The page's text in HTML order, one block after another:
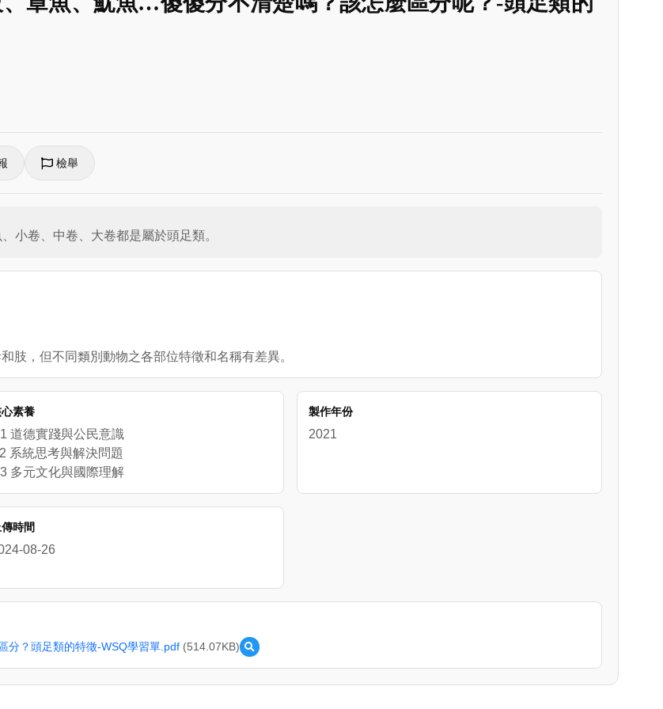
檢舉
小卷、中卷、大卷都是屬於頭足類。
，但不同類別動物之各部位特徵和名稱有差異。
素養
道德實踐與公民意識
系統思考與解決問題
多元文化與國際理解
製作年份
2021
傳時間
08-26
分？頭足類的特徵-WSQ學習單.pdf (514.07KB)
預